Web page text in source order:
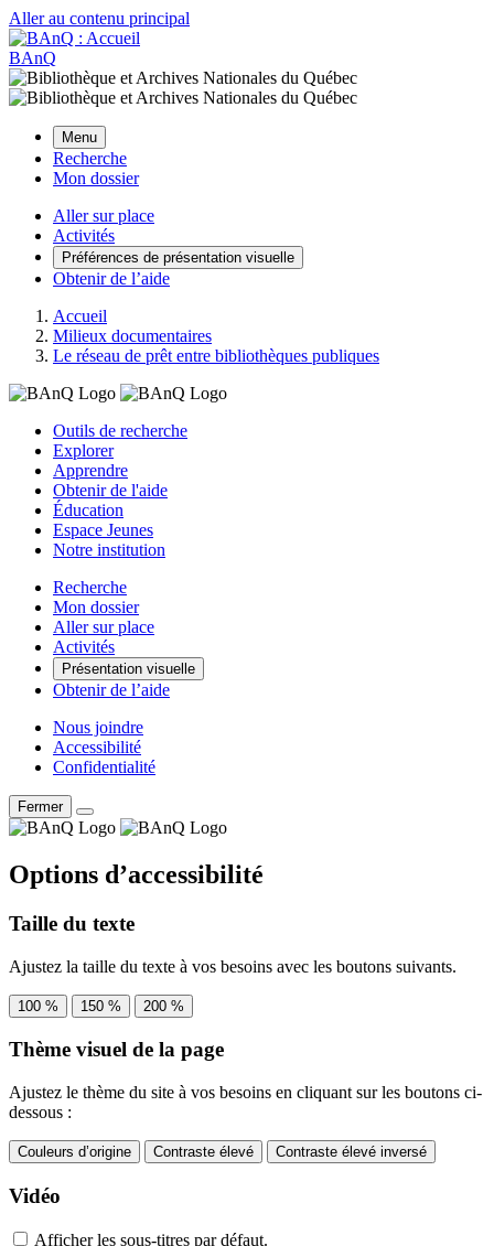
Aller au contenu principal
BAnQ
Menu
Recherche
Mon dossier
Aller sur place
Activités
Préférences de présentation visuelle
Obtenir de l’aide
Accueil
Milieux documentaires
Le réseau de prêt entre bibliothèques publiques
Outils de recherche
Explorer
Apprendre
Obtenir de l'aide
Éducation
Espace Jeunes
Notre institution
Recherche
Mon dossier
Aller sur place
Activités
Présentation visuelle
Obtenir de l’aide
Nous joindre
Accessibilité
Confidentialité
Fermer
Options d’accessibilité
Taille du texte
Ajustez la taille du texte à vos besoins avec les boutons suivants.
100 % 150 % 200 %
Thème visuel de la page
Ajustez le thème du site à vos besoins en cliquant sur les boutons ci-
dessous :
Couleurs d’origine Contraste élevé Contraste élevé inversé
Vidéo
Afficher les sous-titres par défaut.